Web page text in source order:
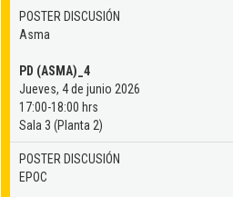
POSTER DISCUSIÓN
Asma
PD (ASMA)_4
Jueves, 4 de junio 2026
17:00-18:00 hrs
Sala 3 (Planta 2)
POSTER DISCUSIÓN
EPOC